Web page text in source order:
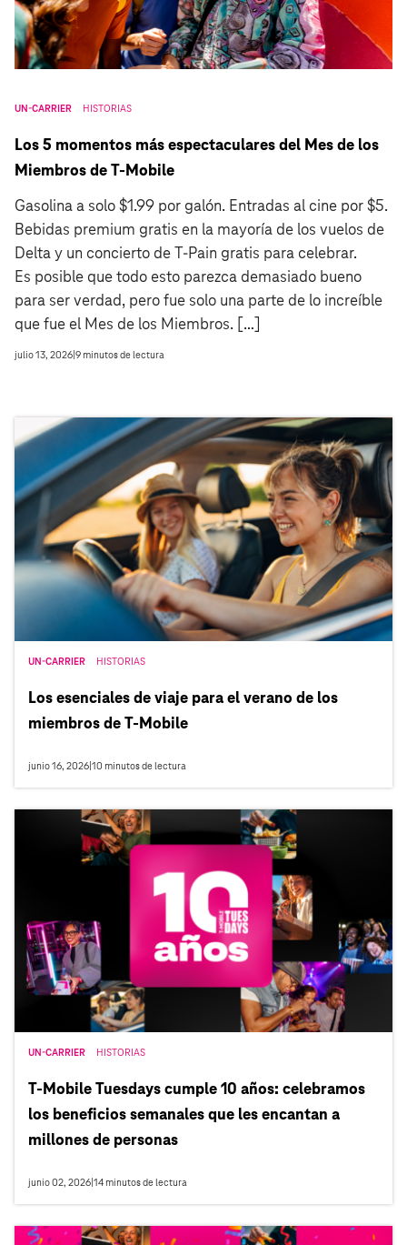
UN-CARRIER HISTORIAS
Los 5 momentos más espectaculares del Mes de los
Miembros de T‑Mobile
Gasolina a solo $1.99 por galón. Entradas al cine por $5.
Bebidas premium gratis en la mayoría de los vuelos de
Delta y un concierto de T-Pain gratis para celebrar.
Es posible que todo esto parezca demasiado bueno
para ser verdad, pero fue solo una parte de lo increíble
que fue el Mes de los Miembros. […]
julio 13, 2026 9 minutos de lectura
UN-CARRIER HISTORIAS
Los esenciales de viaje para el verano de los
miembros de T‑Mobile
junio 16, 2026 10 minutos de lectura
UN-CARRIER HISTORIAS
T‑Mobile Tuesdays cumple 10 años: celebramos
los beneficios semanales que les encantan a
millones de personas
junio 02, 2026 14 minutos de lectura